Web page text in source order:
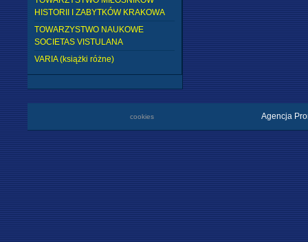
HISTORII I ZABYTKÓW KRAKOWA
TOWARZYSTWO NAUKOWE
SOCIETAS VISTULANA
VARIA (książki różne)
cookies Agencja